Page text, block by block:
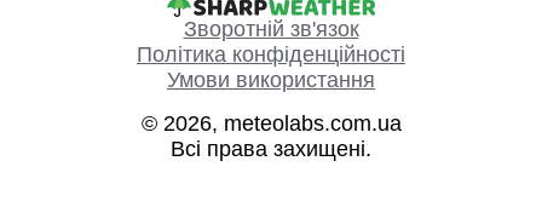
Зворотній зв'язок
Політика конфіденційності
Умови використання
© 2026, meteolabs.com.ua
Всі права захищені.